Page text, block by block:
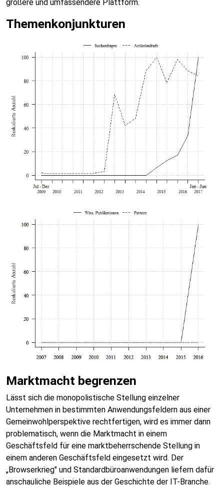
größere und umfassendere Plattform.
Themenkonjunkturen
Marktmacht begrenzen
Lässt sich die monopolistische Stellung einzelner
Unternehmen in bestimmten Anwendungsfeldern aus einer
Gemeinwohlperspektive rechtfertigen, wird es immer dann
problematisch, wenn die Marktmacht in einem
Geschäftsfeld für eine marktbeherrschende Stellung in
einem anderen Geschäftsfeld eingesetzt wird. Der
„Browserkrieg" und Standardbüroanwendungen liefern dafür
anschauliche Beispiele aus der Geschichte der IT-Branche.